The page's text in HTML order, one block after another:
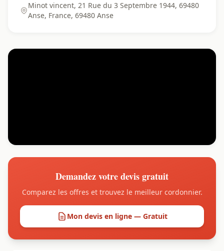
Minot vincent, 21 Rue du 3 Septembre 1944, 69480
Anse, France, 69480 Anse
Demandez votre devis gratuit
Comparez les offres et trouvez le meilleur cordonnier.
Mon devis en ligne — Gratuit